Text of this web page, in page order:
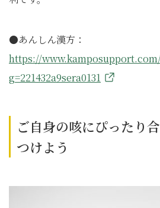
●あんしん漢方：
https://
g=221432a9sera0131
ご自身の咳にぴったり
つけよう